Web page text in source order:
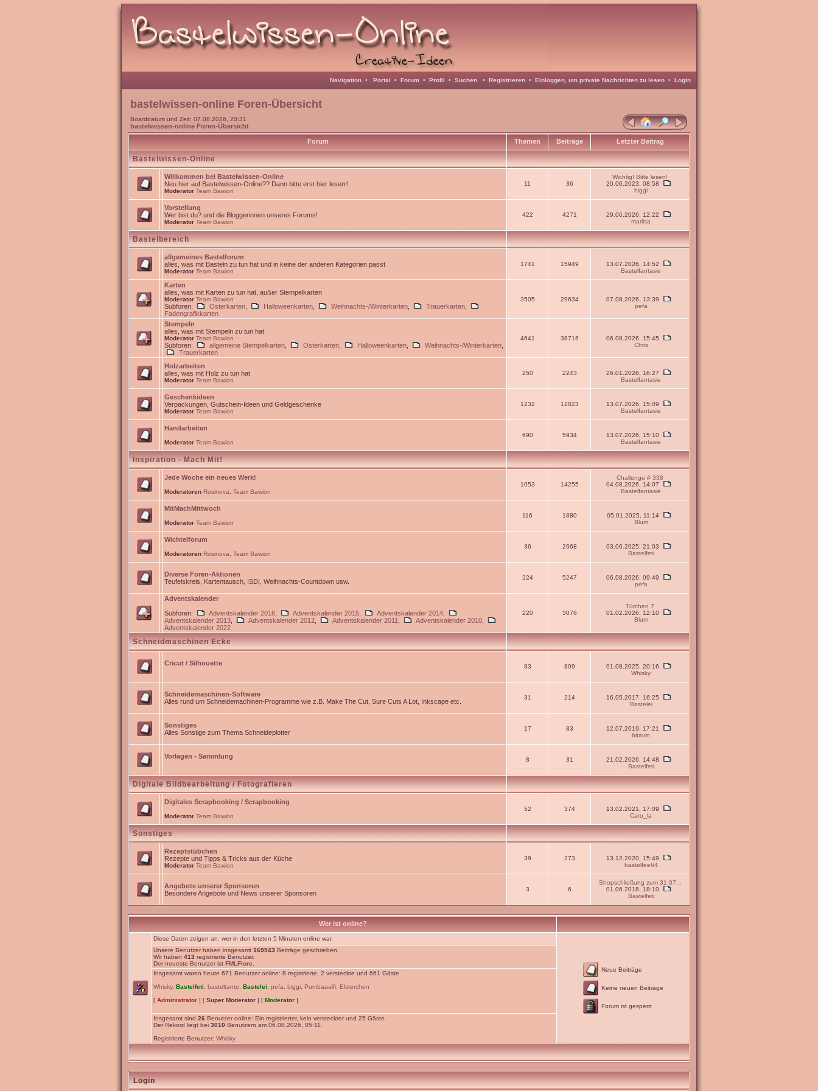
Navigation • Portal • Forum • Profil • Suchen • Registrieren • Einloggen, um private Nachrichten zu lesen • Login
bastelwissen-online Foren-Übersicht
Boarddatum und Zeit: 07.08.2026, 20:31
bastelwissen-online Foren-Übersicht
Forum Themen Beiträge Letzter Beitrag
Bastelwissen-Online
Willkommen bei Bastelwissen-Online
Neu hier auf Bastelwissen-Online?? Dann bitte erst hier lesen!!
Moderator Team Bawion
11 36
Wichtig! Bitte lesen!
20.06.2023, 08:58
biggi
Vorstellung
Wer bist du? und die Bloggerinnen unseres Forums!
Moderator Team Bawion
422 4271
29.06.2026, 12:22
marlisa
Bastelbereich
allgemeines Bastelforum
alles, was mit Basteln zu tun hat und in keine der anderen Kategorien passt
Moderator Team Bawion
1741 15949
13.07.2026, 14:52
Bastelfantasie
Karten
alles, was mit Karten zu tun hat, außer Stempelkarten
Moderator Team Bawion
Subforen: Osterkarten Halloweenkarten Weihnachts-/Winterkarten Trauerkarten
Fadengrafikkarten
3505 29634
07.08.2026, 13:39
pefa
Stempeln
alles, was mit Stempeln zu tun hat
Moderator Team Bawion
Subforen: allgemeine Stempelkarten Osterkarten Halloweenkarten Weihnachts-/Winterkarten
Trauerkarten
4641 38716
06.08.2026, 15:45
Chris
Holzarbeiten
alles, was mit Holz zu tun hat
Moderator Team Bawion
250 2243
26.01.2026, 16:27
Bastelfantasie
Geschenkideen
Verpackungen, Gutschein-Ideen und Geldgeschenke
Moderator Team Bawion
1232 12023
13.07.2026, 15:09
Bastelfantasie
Handarbeiten
Moderator Team Bawion
690 5934
13.07.2026, 15:10
Bastelfantasie
Inspiration - Mach Mit!
Jede Woche ein neues Werk!
Moderatoren Rosinova Team Bawion
1053 14255
Challenge # 338
04.08.2026, 14:07
Bastelfantasie
MitMachMittwoch
Moderator Team Bawion
116 1880
05.01.2025, 11:14
Blum
Wichtelforum
Moderatoren Rosinova Team Bawion
36 2668
03.06.2025, 21:03
Bastelfeti
Diverse Foren-Aktionen
Teufelskreis, Kartentausch, ISDI, Weihnachts-Countdown usw.
224 5247
06.08.2026, 09:49
pefa
Adventskalender
Subforen:
Adventskalender 2016 Adventskalender 2015 Adventskalender 2014
Adventskalender 2013
Adventskalender 2012 Adventskalender 2011 Adventskalender 2010
Adventskalender 2022
220 3076
Türchen 7
01.02.2026, 12:10
Blum
Schneidmaschinen Ecke
Cricut / Silhouette 83 809
01.08.2025, 20:16
Whisky
Schneidemaschinen-Software
Alles rund um Schneidemachinen-Programme wie z.B. Make The Cut, Sure Cuts A Lot, Inkscape etc.
31 214
16.05.2017, 16:25
Bastelei
Sonstiges
Alles Sonstige zum Thema Schneideplotter
17 83
12.07.2019, 17:21
bitavin
Vorlagen - Sammlung 8 31
21.02.2026, 14:48
Bastelfeti
Digitale Bildbearbeitung / Fotografieren
Digitales Scrapbooking / Scrapbooking
Moderator Team Bawion
52 374
13.02.2021, 17:09
Caro_la
Sonstiges
Rezeptstübchen
Rezepte und Tipps & Tricks aus der Küche
Moderator Team Bawion
39 273
13.12.2020, 15:49
bastelfee64
Angebote unserer Sponsoren
Besondere Angebote und News unserer Sponsoren
3 6
Shopschließung zum 31.07...
01.06.2018, 18:10
Bastelfeti
Wer ist online?
Diese Daten zeigen an, wer in den letzten 5 Minuten online war.
Neue Beiträge
Keine neuen Beiträge
Forum ist gesperrt
Unsere Benutzer haben insgesamt 169943 Beiträge geschrieben.
Wir haben 413 registrierte Benutzer.
Der neueste Benutzer ist FMLFlore
Insgesamt waren heute 671 Benutzer online: 8 registrierte, 2 versteckte und 661 Gäste.
Whisky, Bastelfeti basteltante Bastelei pefa biggi Pumbaaalfi
Elsterchen
[ Administrator ] [ Super Moderator ] [ Moderator ]
Insgesamt sind 26 Benutzer online: Ein registrierter, kein versteckter und 25 Gäste.
Der Rekord liegt bei 3010 Benutzern am 06.08.2026, 05:11.
Registrierte Benutzer: Whisky
Login